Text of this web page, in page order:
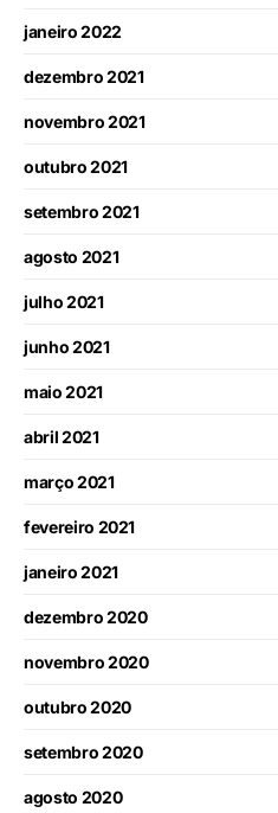
janeiro 2022
dezembro 2021
novembro 2021
outubro 2021
setembro 2021
agosto 2021
julho 2021
junho 2021
maio 2021
abril 2021
março 2021
fevereiro 2021
janeiro 2021
dezembro 2020
novembro 2020
outubro 2020
setembro 2020
agosto 2020